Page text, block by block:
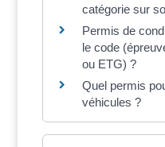
catégorie sur
Permis de
le code
ou ETG) ?
Quel permis
véhicules ?